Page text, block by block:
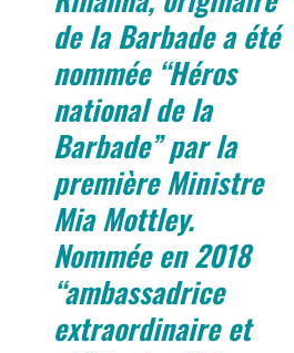
de la Barbade a été
nommée “Héros
national de la
Barbade” par la
première Ministre
Mia Mottley.
Nommée en 2018
“ambassadrice
extraordinaire et